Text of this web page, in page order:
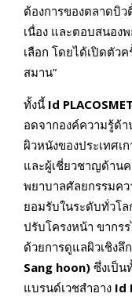
ต้องการของตลาดบิว
เนื่อง และตอบสนอง
เลือก โดยได้เปิดตัว
สมาน”
ทั้งนี้ Id
อดจากองค์ความรู้ด้
ผิวหนังของประเทศ
และผู้เชี่ยวชาญด้านค
พยาบาลศัลยกรรมคว
ยอมรับในระดับทั่วโ
ปรับโครงหน้า ขากร
ด้วยการดูแลผิวเชิงลึ
Sang hoon) ซึ่งเป็น
แบรนด์เวชสำอาง Id